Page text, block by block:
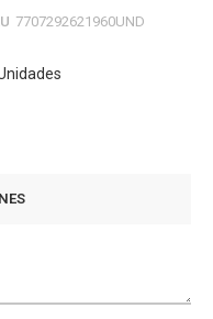
7707292621960UND